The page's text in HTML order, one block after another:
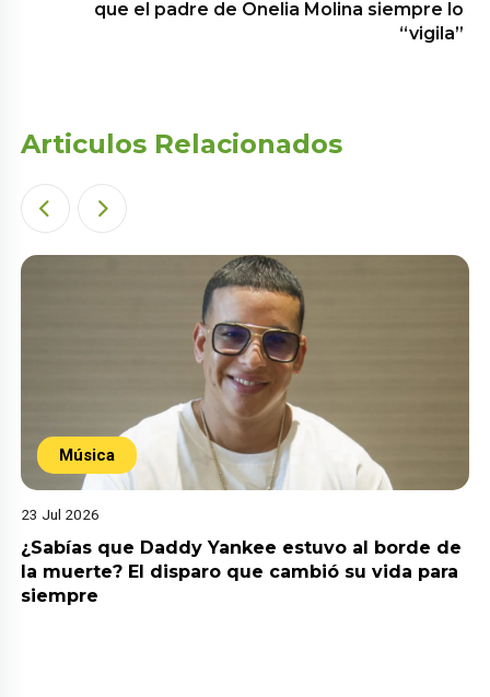
que el padre de Onelia Molina siempre lo
“vigila”
Articulos Relacionados
Música
23 Jul 2026
¿Sabías que Daddy Yankee estuvo al borde de
la muerte? El disparo que cambió su vida para
siempre